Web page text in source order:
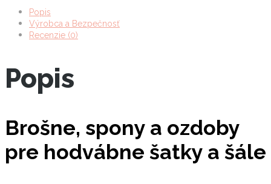
Popis
Výrobca a Bezpečnosť
Recenzie (0)
Popis
Brošne, spony a ozdoby
pre hodvábne šatky a šále